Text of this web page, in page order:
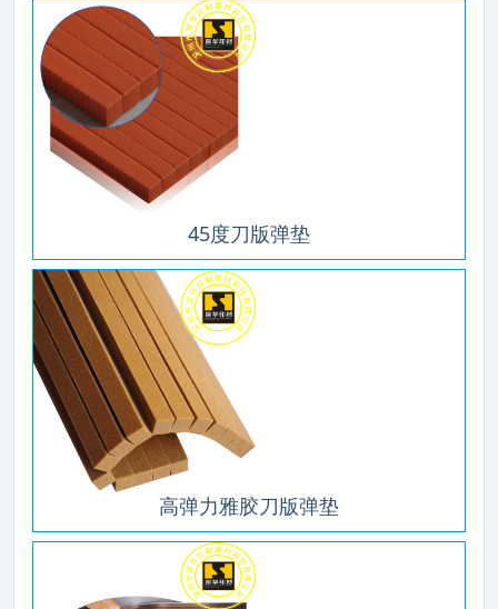
45度刀版弹垫
高弹力雅胶刀版弹垫